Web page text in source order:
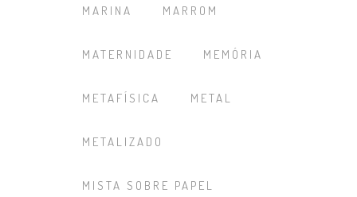
MARINA MARROM
MATERNIDADE MEMÓRIA
METAFÍSICA METAL
METALIZADO
MISTA SOBRE PAPEL